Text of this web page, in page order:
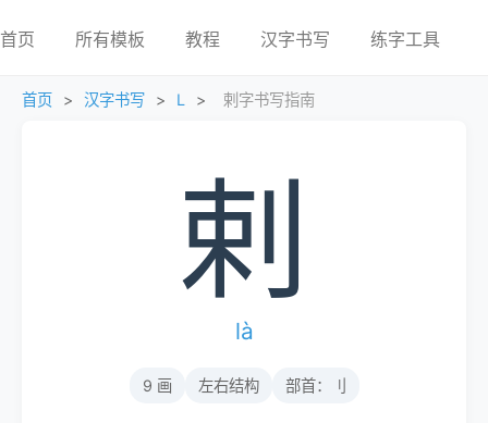
首页 所有模板 教程 汉字书写 练字工具
首页 > 汉字书写 > L > 剌字书写指南
剌
là
9 画 左右结构 部首：刂